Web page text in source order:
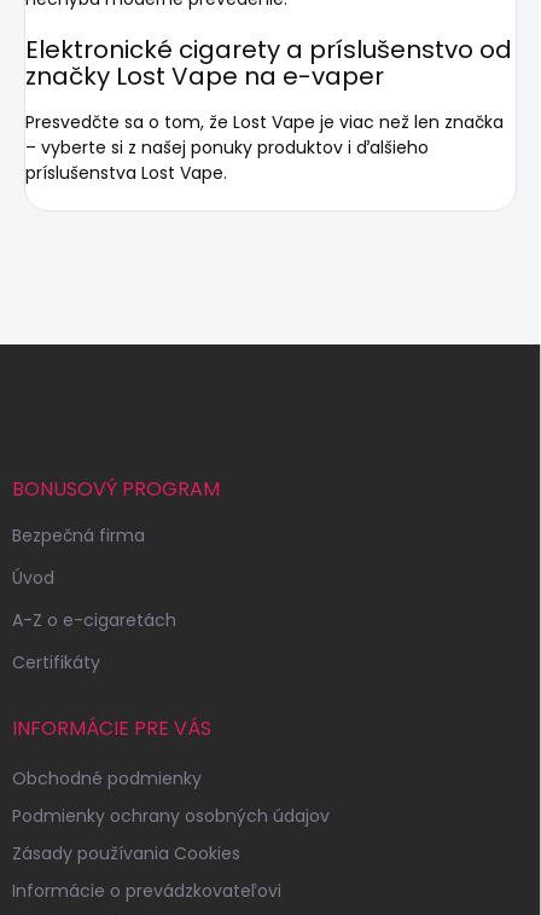
Elektronické cigarety a príslušenstvo od
značky Lost Vape na e-vaper
Presvedčte sa o tom, že Lost Vape je viac než len značka
– vyberte si z našej ponuky produktov i ďalšieho
príslušenstva Lost Vape.
BONUSOVÝ PROGRAM
Bezpečná firma
Úvod
A-Z o e-cigaretách
Certifikáty
INFORMÁCIE PRE VÁS
Obchodné podmienky
Podmienky ochrany osobných údajov
Zásady používania Cookies
Informácie o prevádzkovateľovi